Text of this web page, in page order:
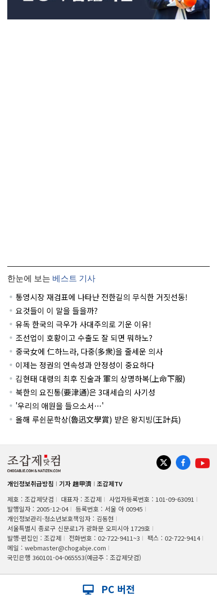
한눈에 보는 베스트 기사
통영시장 재검표에 나타난 전한길의 무식한 거짓선동!
요것들이 이 말을 들을까?
유독 한국의 극우가 사대주의로 기운 이유!
조선업이 호황이고 수출도 잘 되면 뭐하노?
중국女에 仁하느라, 다중(多衆)을 줄세운 의사
이제는 정권의 연속성과 안정성이 중요하다
김현태 대령의 최후 진술과 軍의 상명하복(上命下服)
북한의 요진통(要津通)은 3대세습의 사기성
'우리의 애원을 들으소서…'
올해 루쉰문학상(魯迅文學賞) 받은 왕지빙(王計兵)
개인정보취급방침 기자 趙甲濟
조갑제TV
제호 : 조갑제닷컴
대표자 : 조갑제
사업자등록번호 : 101-09-63091
발행일자 : 2005-12-04
등록번호 : 서울 아 00945
개인정보관리·청소년보호책임자 : 김동현
서울특별시 종로구 신문로1가 광화문 오피시아 1729호
발행·편집인 : 조갑제
전화번호 : 02-722-9411~3
팩스 : 02-722-9414
메일 : webmaster@chogabje.com
국민은행 360101-04-065553(예금주 : 조갑제닷컴)
PC 버전